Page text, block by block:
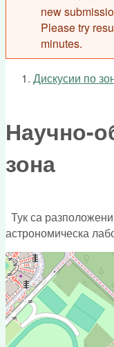
new
Please try
minutes.
Дискусии по
Научно-
зона
Тук са
астрономическа